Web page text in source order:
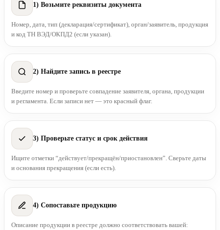
1) Возьмите реквизиты документа
Номер, дата, тип (декларация/сертификат), орган/заявитель, продукция
и код ТН ВЭД/ОКПД2 (если указан).
2) Найдите запись в реестре
Введите номер и проверьте совпадение заявителя, органа, продукции
и регламента. Если записи нет — это красный флаг.
3) Проверьте статус и срок действия
Ищите отметки “действует/прекращён/приостановлен”. Сверьте даты
и основания прекращения (если есть).
4) Сопоставьте продукцию
Описание продукции в реестре должно соответствовать вашей: